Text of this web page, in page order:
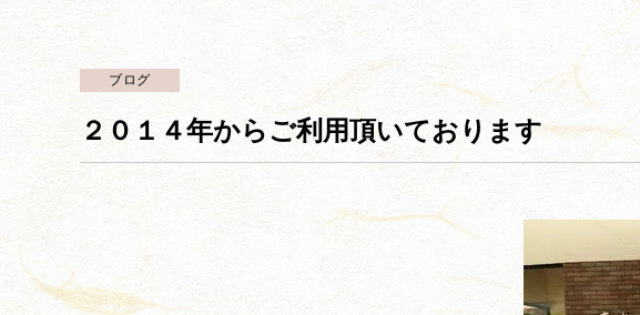
ブログ
２０１４年からご利用頂いております